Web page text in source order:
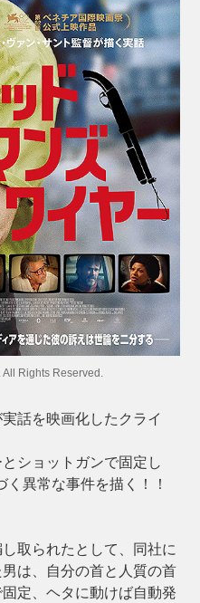
Rights Reserved.
話を映画化したクライ
ショットガンで固定し
く異常な事件を描く！！
取られたとして、同社に
は、自分の首と人質の首
定、ヘタに動けば自動発